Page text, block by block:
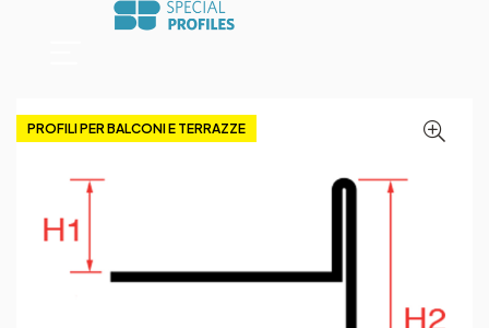
PROFILI PER BALCONI E TERRAZZE